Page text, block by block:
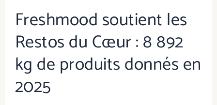
Freshmood soutient les
Restos du Cœur : 8 892
kg de produits donnés en
2025
produits
donnés
en
2025